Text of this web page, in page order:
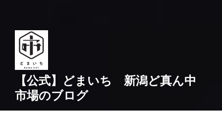
【公式】どまいち 新潟ど真ん中
市場のブログ